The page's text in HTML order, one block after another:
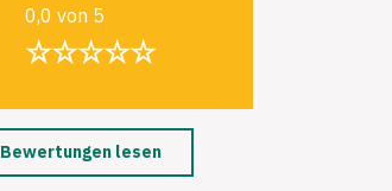
0,0 von 5
☆☆☆☆☆
Bewertungen lesen